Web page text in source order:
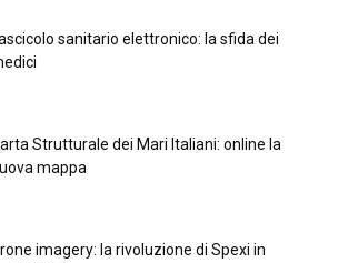
sanitario elettronico: la sfida dei
Strutturale dei Mari Italiani: online la
mappa
imagery: la rivoluzione di Spexi in